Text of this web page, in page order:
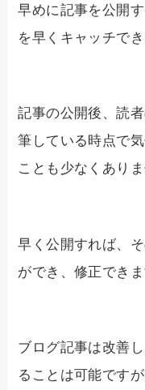
早めに記事を公開
を早くキャッチで
記事の公開後、読
筆している時点で
ことも少なくありま
早く公開すれば、
ができ、修正できま
ブログ記事は改善
ることは可能です